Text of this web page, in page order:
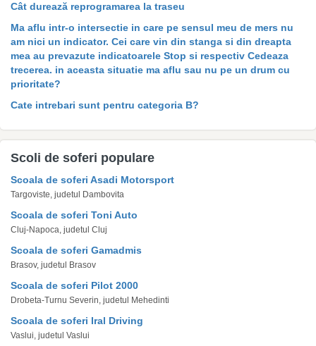
Cât durează reprogramarea la traseu
Ma aflu intr-o intersectie in care pe sensul meu de mers nu
am nici un indicator. Cei care vin din stanga si din dreapta
mea au prevazute indicatoarele Stop si respectiv Cedeaza
trecerea. in aceasta situatie ma aflu sau nu pe un drum cu
prioritate?
Cate intrebari sunt pentru categoria B?
Scoli de soferi populare
Scoala de soferi Asadi Motorsport
Targoviste, judetul Dambovita
Scoala de soferi Toni Auto
Cluj-Napoca, judetul Cluj
Scoala de soferi Gamadmis
Brasov, judetul Brasov
Scoala de soferi Pilot 2000
Drobeta-Turnu Severin, judetul Mehedinti
Scoala de soferi Iral Driving
Vaslui, judetul Vaslui